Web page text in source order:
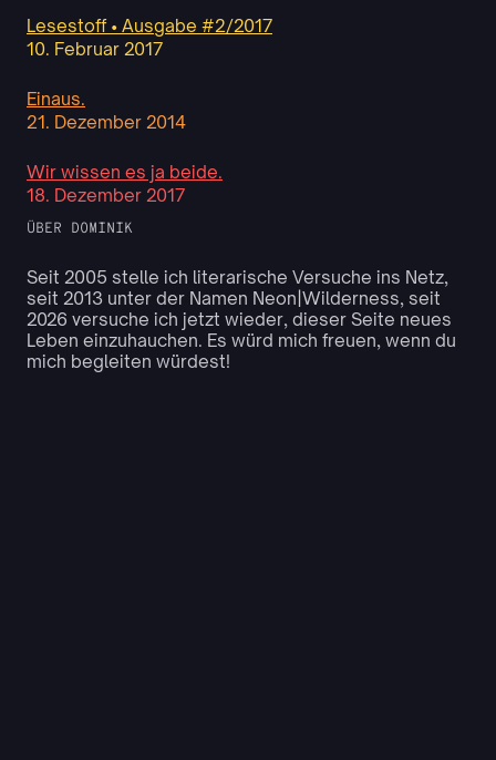
Lesestoff • Ausgabe #2/2017
10. Februar 2017
Einaus.
21. Dezember 2014
Wir wissen es ja beide.
18. Dezember 2017
ÜBER DOMINIK
Seit 2005 stelle ich literarische Versuche ins Netz,
seit 2013 unter der Namen Neon|Wilderness, seit
2026 versuche ich jetzt wieder, dieser Seite neues
Leben einzuhauchen. Es würd mich freuen, wenn du
mich begleiten würdest!